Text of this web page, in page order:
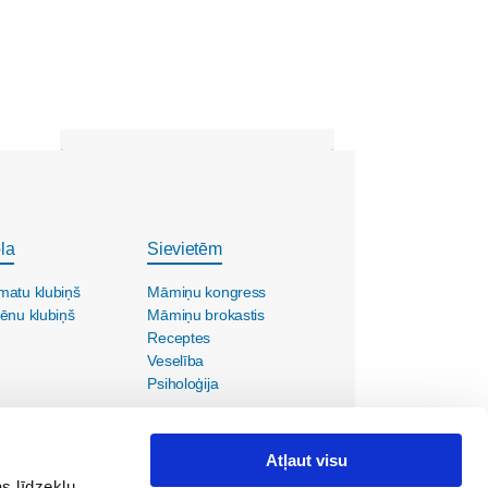
Atļaut visu
klubiņš
klubiņš
Sievietēm
Māmiņu kongress
Māmiņu brokastis
Receptes
Veselība
Psiholoģija